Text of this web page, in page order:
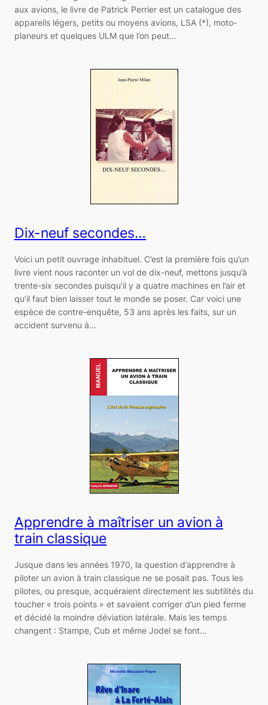
aux avions, le livre de Patrick Perrier est un catalogue des
appareils légers, petits ou moyens avions, LSA (*), moto-
planeurs et quelques ULM que l’on peut…
Dix-neuf secondes…
Voici un petit ouvrage inhabituel. C’est la première fois qu’un
livre vient nous raconter un vol de dix-neuf, mettons jusqu’à
trente-six secondes puisqu’il y a quatre machines en l’air et
qu’il faut bien laisser tout le monde se poser. Car voici une
espèce de contre-enquête, 53 ans après les faits, sur un
accident survenu à…
Apprendre à maîtriser un avion à
train classique
Jusque dans les années 1970, la question d’apprendre à
piloter un avion à train classique ne se posait pas. Tous les
pilotes, ou presque, acquéraient directement les subtilités du
toucher « trois points » et savaient corriger d’un pied ferme
et décidé la moindre déviation latérale. Mais les temps
changent : Stampe, Cub et même Jodel se font…